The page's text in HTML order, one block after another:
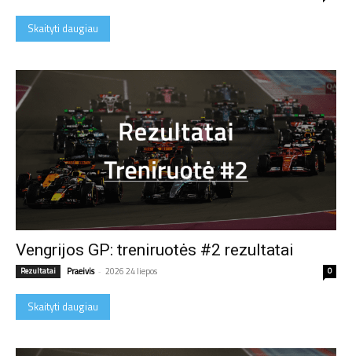
Skaityti daugiau
Vengrijos GP: treniruotės #2 rezultatai
Rezultatai Praeivis - 2026 24 liepos 0
Skaityti daugiau